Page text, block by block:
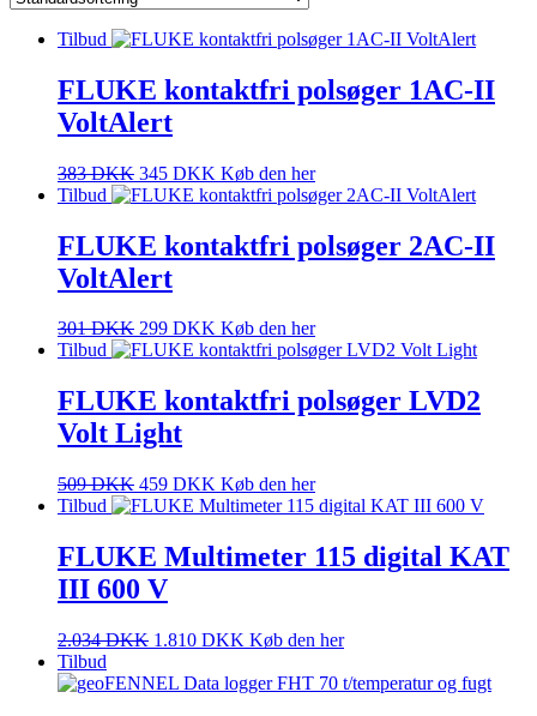
Tilbud
FLUKE kontaktfri polsøger 1AC-II
VoltAlert
383DKK 345 DKK Køb den her
Tilbud
FLUKE kontaktfri polsøger 2AC-II
VoltAlert
301DKK 299 DKK Køb den her
Tilbud
FLUKE kontaktfri polsøger LVD2
Volt Light
509DKK 459 DKK Køb den her
Tilbud
FLUKE Multimeter 115 digital KAT
III 600 V
2.034DKK 1.810 DKK Køb den her
Tilbud